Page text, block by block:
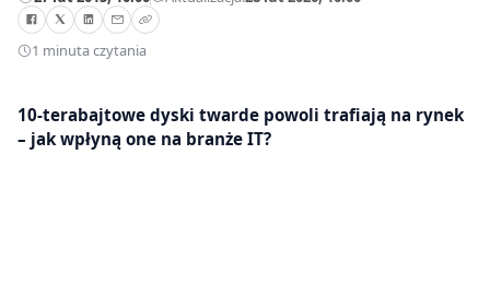
1 minuta czytania
10-terabajtowe dyski twarde powoli trafiają na rynek
– jak wpłyną one na branże IT?